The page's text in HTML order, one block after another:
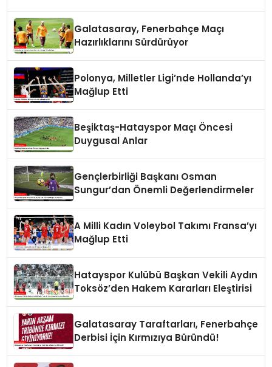
Galatasaray, Fenerbahçe Maçı
Hazırlıklarını Sürdürüyor
Polonya, Milletler Ligi’nde Hollanda’yı
Mağlup Etti
Beşiktaş-Hatayspor Maçı Öncesi
Duygusal Anlar
Gençlerbirliği Başkanı Osman
Sungur’dan Önemli Değerlendirmeler
A Milli Kadın Voleybol Takımı Fransa’yı
Mağlup Etti
Hatayspor Kulübü Başkan Vekili Aydın
Toksöz’den Hakem Kararları Eleştirisi
Galatasaray Taraftarları, Fenerbahçe
Derbisi İçin Kırmızıya Büründü!